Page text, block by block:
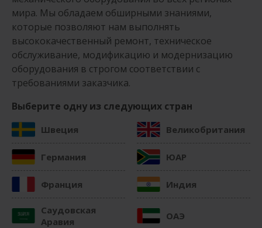
мира. Мы обладаем обширными знаниями,
которые позволяют нам выполнять
высококачественный ремонт, техническое
обслуживание, модификацию и модернизацию
оборудования в строгом соответствии с
требованиями заказчика.
Выберите одну из следующих стран
Швеция Великобритания
Германия ЮАР
Франция Индия
Саудовская
Аравия
ОАЭ